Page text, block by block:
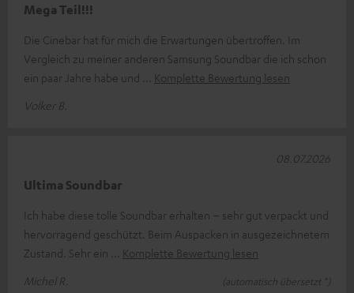
Mega Teil!!!
Die Cinebar hat für mich die Erwartungen übertroffen. Im
Vergleich zu meiner anderen Samsung Soundbar die ich schon
ein paar Jahre habe und
Komplette Bewertung lesen
Volker B.
Ultima Soundbar
Ich habe diese tolle Soundbar erhalten – sehr gut verpackt und
hervorragend geschützt. Beim Auspacken in ausgezeichnetem
Zustand. Sehr ein
Komplette Bewertung lesen
Michel R.
(automatisch übersetzt *)
08.07.2026